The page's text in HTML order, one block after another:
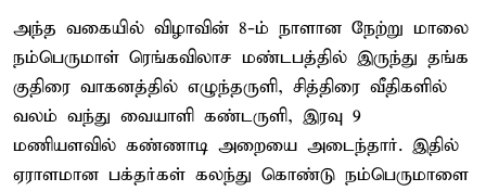
அந்த வகையில் விழாவின் 8-ம் நாளான நேற்று மாலை
நம்பெருமாள் ரெங்கவிலாச மண்டபத்தில் இருந்து தங்க
குதிரை வாகனத்தில் எழுந்தருளி, சித்திரை வீதிகளில்
வலம் வந்து வையாளி கண்டருளி, இரவு 9
மணியளவில் கண்ணாடி அறையை அடைந்தார். இதில்
ஏராளமான பக்தர்கள் கலந்து கொண்டு நம்பெருமாளை